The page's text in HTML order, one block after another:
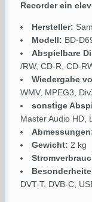
Recorder ein
Hersteller:
Modell: BD-
Abspielbare
/RW, CD-R, CD-
Wiedergabe
WMV, MPEG3,
sonstige
Master Audio HD,
Gewicht: 2 kg
DVT-T, DVB-C,